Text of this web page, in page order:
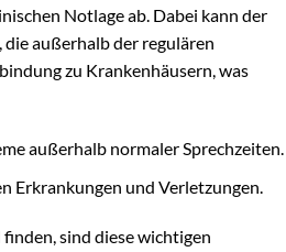
Notlage ab. Dabei kann der
außerhalb der regulären
zu Krankenhäusern, was
außerhalb normaler Sprechzeiten.
Erkrankungen und Verletzungen.
sind diese wichtigen